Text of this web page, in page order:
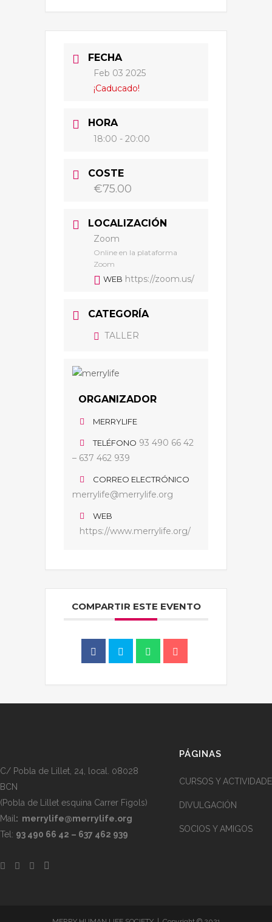
FECHA
Feb 03 2025
¡Caducado!
HORA
18:00 - 20:00
COSTE
€75.00
LOCALIZACIÓN
Zoom
Online en la plataforma
Zoom
WEB https://zoom.us/
CATEGORÍA
TALLER
ORGANIZADOR
MERRYLIFE
TELÉFONO 93 490 66 42
– 637 462 939
CORREO ELECTRÓNICO
merrylife@merrylife.org
WEB
https://www.merrylife.org/
COMPARTIR ESTE EVENTO
C/ Pobla de Lillet, 24, local. 08028
BCN
(Pobla de Lillet esquina Carrer Figols)
Mail : merrylife@merrylife.org
Tel: 93 490 66 42 – 637 462 939
PÁGINAS
CURSOS Y
DIVULGACIÓN
SOCIOS Y AMIGOS